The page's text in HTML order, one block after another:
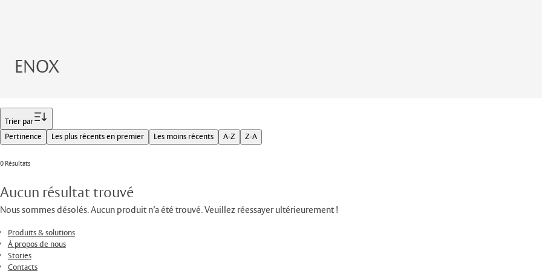
ENOX
Trier par
Pertinence
Les plus récents en premier Les moins récents A-Z Z-A
0 Résultats
Aucun résultat trouvé
Nous sommes désolés. Aucun produit n’a été trouvé. Veuillez réessayer ultérieurement !
Produits & solutions
À propos de nous
Stories
Contacts